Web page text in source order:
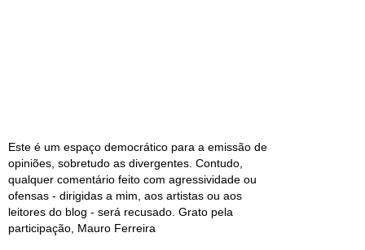
Este é um espaço democrático para a emissão de
opiniões, sobretudo as divergentes. Contudo,
qualquer comentário feito com agressividade ou
ofensas - dirigidas a mim, aos artistas ou aos
leitores do blog - será recusado. Grato pela
participação, Mauro Ferreira